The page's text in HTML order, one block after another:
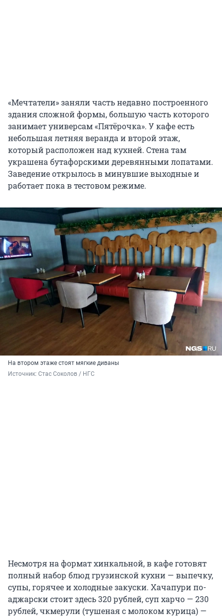
«Мечтатели» заняли часть недавно построенного
здания сложной формы, большую часть которого
занимает универсам «Пятёрочка». У кафе есть
небольшая летняя веранда и второй этаж,
который расположен над кухней. Стена там
украшена бутафорскими деревянными лопатами.
Заведение открылось в минувшие выходные и
работает пока в тестовом режиме.
На втором этаже стоят мягкие диваны
Источник: Стас Соколов / НГС
Несмотря на формат хинкальной, в кафе готовят
полный набор блюд грузинской кухни — выпечку,
супы, горячее и холодные закуски. Хачапури по-
аджарски стоит здесь 320 рублей, суп харчо — 230
рублей, чкмерули (тушеная с молоком курица) —